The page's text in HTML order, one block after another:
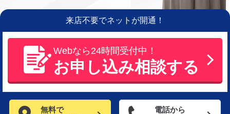
来店不要でネットが開通！
Webなら24時間受付中！
お申し込み相談する
無料で
電話から